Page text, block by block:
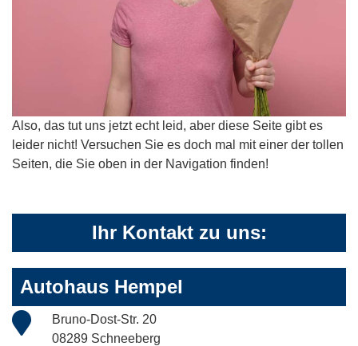
Also, das tut uns jetzt echt leid, aber diese Seite gibt es
leider nicht! Versuchen Sie es doch mal mit einer der tollen
Seiten, die Sie oben in der Navigation finden!
Ihr Kontakt zu uns:
Autohaus Hempel
Bruno-Dost-Str. 20
08289 Schneeberg